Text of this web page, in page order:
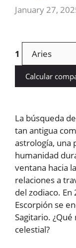
January 27,
1
Calcular
La búsqueda
tan antigua
astrología, una
humanidad
ventana hacia
relaciones a
del zodiaco. En
Escorpión se
Sagitario.
celestial?